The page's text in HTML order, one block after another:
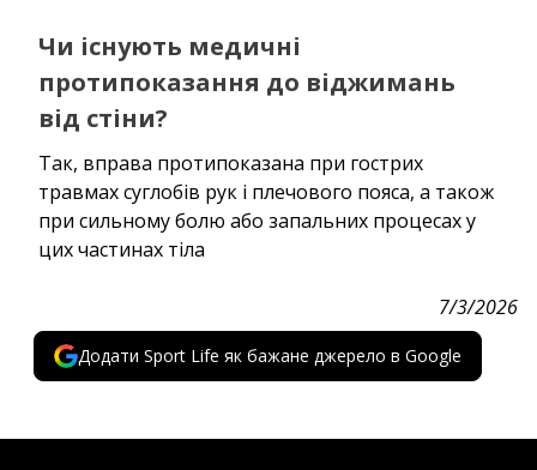
Чи існують медичні
протипоказання до віджимань
від стіни?
Так, вправа протипоказана при гострих
травмах суглобів рук і плечового пояса, а також
при сильному болю або запальних процесах у
цих частинах тіла
7/3/2026
Додати Sport Life як бажане джерело в Google